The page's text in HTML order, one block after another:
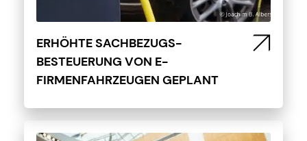
ERHÖHTE SACHBEZUGS-
BESTEUERUNG VON E-
FIRMENFAHRZEUGEN GEPLANT